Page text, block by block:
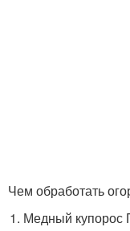
Чем обработать
Медный купорос